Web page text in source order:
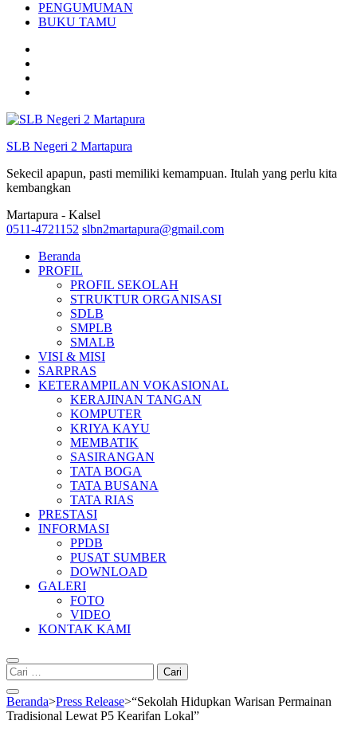
PENGUMUMAN
BUKU TAMU
SLB Negeri 2 Martapura
Sekecil apapun, pasti memiliki kemampuan. Itulah yang perlu kita
kembangkan
Martapura - Kalsel
0511-4721152 slbn2martapura@gmail.com
Beranda
PROFIL
PROFIL SEKOLAH
STRUKTUR ORGANISASI
SDLB
SMPLB
SMALB
VISI & MISI
SARPRAS
KETERAMPILAN VOKASIONAL
KERAJINAN TANGAN
KOMPUTER
KRIYA KAYU
MEMBATIK
SASIRANGAN
TATA BOGA
TATA BUSANA
TATA RIAS
PRESTASI
INFORMASI
PPDB
PUSAT SUMBER
DOWNLOAD
GALERI
FOTO
VIDEO
KONTAK KAMI
Cari
untuk:
Beranda>Press Release>“Sekolah Hidupkan Warisan Permainan
Tradisional Lewat P5 Kearifan Lokal”